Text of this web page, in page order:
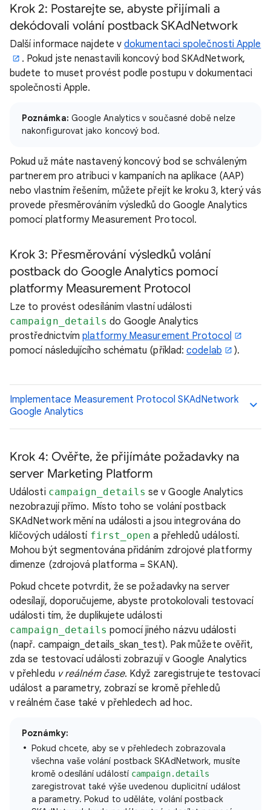
Krok 2: Postarejte se, abyste přijímali a
dekódovali volání postback SKAdNetwork
Další informace najdete vdokumentaci společnosti Apple
. Pokud jste nenastavili koncový bod SKAdNetwork,
budete to muset provést podle postupu v dokumentaci
společnosti Apple.
Poznámka: Google Analytics v současné době nelze
nakonfigurovat jako koncový bod.
Pokud už máte nastavený koncový bod se schváleným
partnerem pro atribuci v kampaních na aplikace (AAP)
nebo vlastním řešením, můžete přejít ke kroku 3, který vás
provede přesměrováním výsledků do Google Analytics
pomocí platformy Measurement Protocol.
Krok 3: Přesměrování výsledků volání
postback do Google Analytics pomocí
platformy Measurement Protocol
Lze to provést odesíláním vlastní události
campaign_details do Google Analytics
prostřednictvímplatformy Measurement Protocol
pomocí následujícího schématu (příklad:codelab ).
Implementace Measurement Protocol SKAdNetwork
Google Analytics
Krok 4: Ověřte, že přijímáte požadavky na
server Marketing Platform
Události campaign_details se v Google Analytics
nezobrazují přímo. Místo toho se volání postback
SKAdNetwork mění na události a jsou integrována do
klíčových událostí first_open a přehledů událostí.
Mohou být segmentována přidáním zdrojové platformy
dimenze (zdrojová platforma = SKAN).
Pokud chcete potvrdit, že se požadavky na server
odesílají, doporučujeme, abyste protokolovali testovací
události tím, že duplikujete události
campaign_details pomocí jiného názvu události
(např. campaign_details_skan_test). Pak můžete ověřit,
zda se testovací události zobrazují v Google Analytics
v přehledu v reálném čase. Když zaregistrujete testovací
událost a parametry, zobrazí se kromě přehledů
v reálném čase také v přehledech ad hoc.
Poznámky:
Pokud chcete, aby se v přehledech zobrazovala
všechna vaše volání postback SKAdNetwork, musíte
kromě odesílání událostí campaign.details
zaregistrovat také výše uvedenou duplicitní událost
a parametry. Pokud to uděláte, volání postback